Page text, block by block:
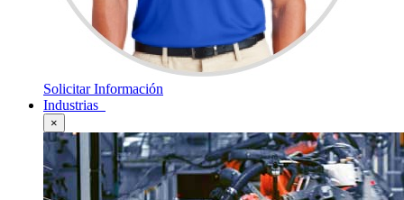
Solicitar Información
Industrias
×